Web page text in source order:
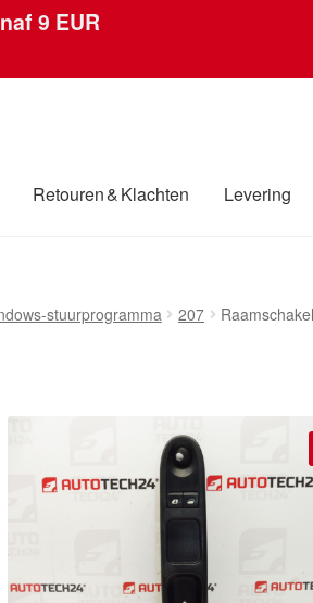
9 EUR
Retouren & Klachten Levering
Winkelwagen
stuurprogramma 207